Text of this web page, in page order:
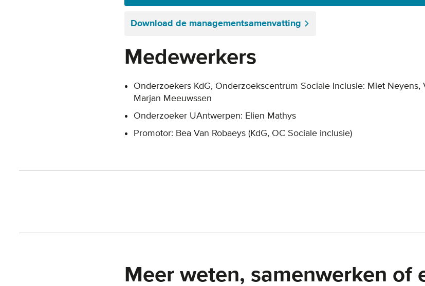
Download de managementsamenvatting
Medewerkers
Onderzoekers KdG, Onderzoekscentrum Sociale Inclusie: Miet
Marjan Meeuwssen
Onderzoeker UAntwerpen: Elien Mathys
Promotor: Bea Van Robaeys (KdG, OC Sociale inclusie)
Meer weten, samenwerken of